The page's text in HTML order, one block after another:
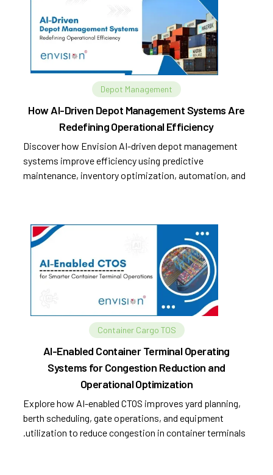
Depot Management
How AI-Driven Depot Management Systems Are
Redefining Operational Efficiency
Discover how Envision AI-driven depot management
systems improve efficiency using predictive
maintenance, inventory optimization, automation, and
Container Cargo TOS
AI-Enabled Container Terminal Operating
Systems for Congestion Reduction and
Operational Optimization
Explore how AI-enabled CTOS improves yard planning,
berth scheduling, gate operations, and equipment
utilization to reduce congestion in container terminals.